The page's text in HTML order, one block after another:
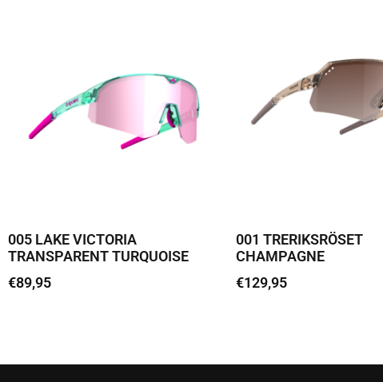
005 LAKE VICTORIA
TRANSPARENT TURQUOISE
€89,95
001 TRERIKSRÖSET
CHAMPAGNE
€129,95